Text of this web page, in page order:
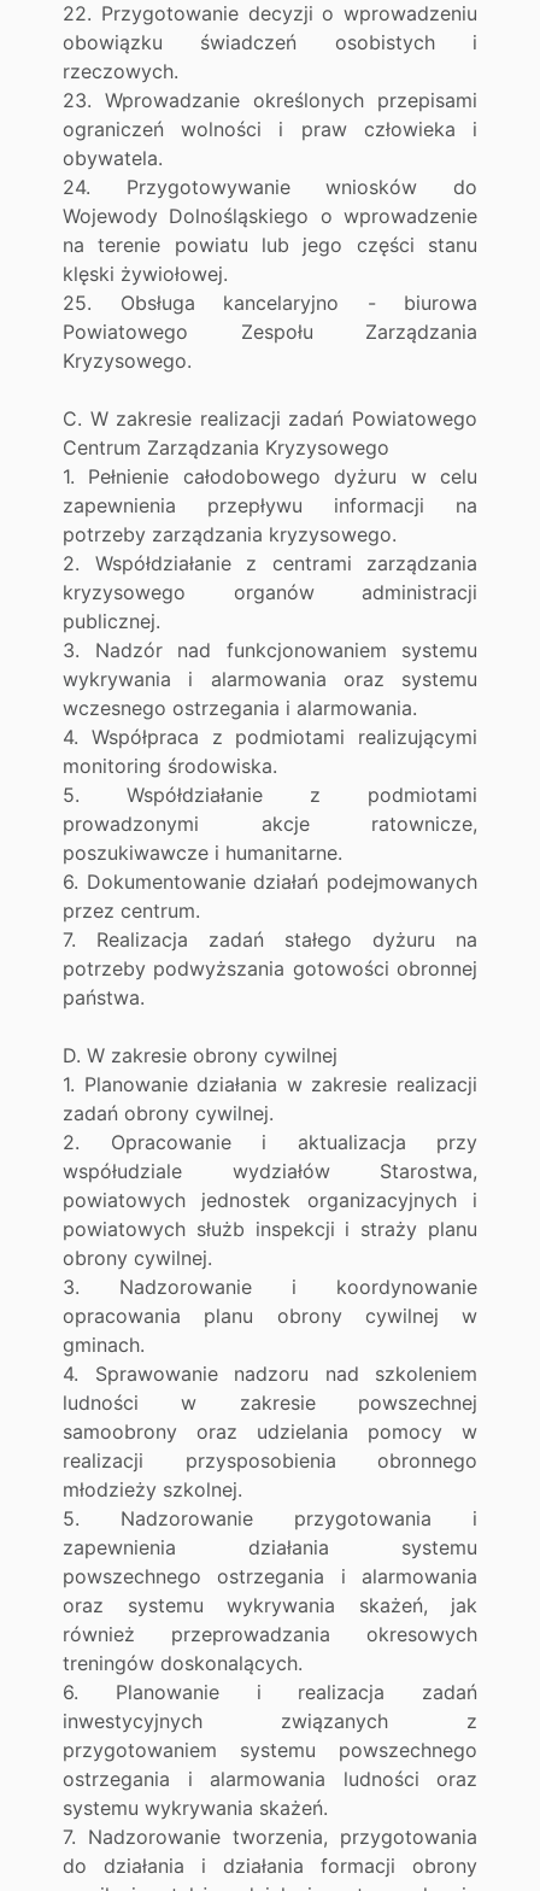
22. Przygotowanie decyzji o wprowadzeniu
obowiązku świadczeń osobistych i
rzeczowych.
23. Wprowadzanie określonych przepisami
ograniczeń wolności i praw człowieka i
obywatela.
24. Przygotowywanie wniosków do
Wojewody Dolnośląskiego o wprowadzenie
na terenie powiatu lub jego części stanu
klęski żywiołowej.
25. Obsługa kancelaryjno - biurowa
Powiatowego Zespołu Zarządzania
Kryzysowego.
C. W zakresie realizacji zadań Powiatowego
Centrum Zarządzania Kryzysowego
1. Pełnienie całodobowego dyżuru w celu
zapewnienia przepływu informacji na
potrzeby zarządzania kryzysowego.
2. Współdziałanie z centrami zarządzania
kryzysowego organów administracji
publicznej.
3. Nadzór nad funkcjonowaniem systemu
wykrywania i alarmowania oraz systemu
wczesnego ostrzegania i alarmowania.
4. Współpraca z podmiotami realizującymi
monitoring środowiska.
5. Współdziałanie z podmiotami
prowadzonymi akcje ratownicze,
poszukiwawcze i humanitarne.
6. Dokumentowanie działań podejmowanych
przez centrum.
7. Realizacja zadań stałego dyżuru na
potrzeby podwyższania gotowości obronnej
państwa.
D. W zakresie obrony cywilnej
1. Planowanie działania w zakresie realizacji
zadań obrony cywilnej.
2. Opracowanie i aktualizacja przy
współudziale wydziałów Starostwa,
powiatowych jednostek organizacyjnych i
powiatowych służb inspekcji i straży planu
obrony cywilnej.
3. Nadzorowanie i koordynowanie
opracowania planu obrony cywilnej w
gminach.
4. Sprawowanie nadzoru nad szkoleniem
ludności w zakresie powszechnej
samoobrony oraz udzielania pomocy w
realizacji przysposobienia obronnego
młodzieży szkolnej.
5. Nadzorowanie przygotowania i
zapewnienia działania systemu
powszechnego ostrzegania i alarmowania
oraz systemu wykrywania skażeń, jak
również przeprowadzania okresowych
treningów doskonalących.
6. Planowanie i realizacja zadań
inwestycyjnych związanych z
przygotowaniem systemu powszechnego
ostrzegania i alarmowania ludności oraz
systemu wykrywania skażeń.
7. Nadzorowanie tworzenia, przygotowania
do działania i działania formacji obrony